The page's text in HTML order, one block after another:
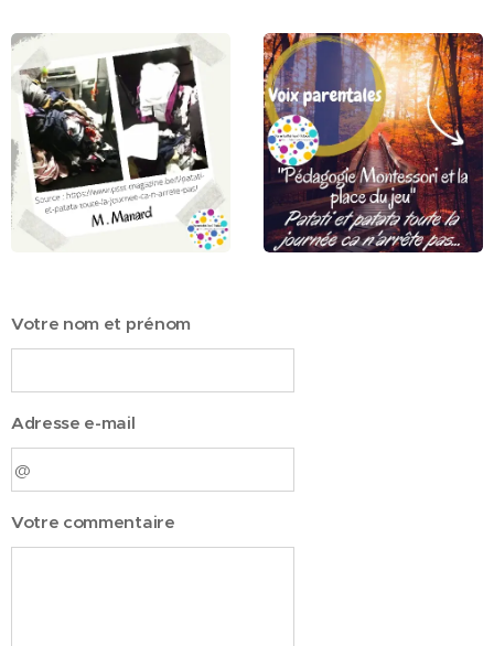
Votre nom et prénom
Adresse e-mail
Votre commentaire